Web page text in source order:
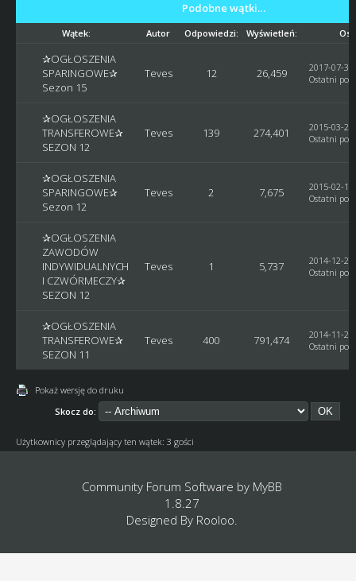
Podobne wątki…
Wątek: Autor Odpowiedzi: Wyświetleń:
✰OGŁOSZENIA
SPARINGOWE✰
Sezon 15
Teves 12 26,459
2017-07-
Ostatni post
✰OGŁOSZENIA
TRANSFEROWE✰
SEZON 12
Teves 139 274,401
2015-03-
Ostatni post
✰OGŁOSZENIA
SPARINGOWE✰
Sezon 12
Teves 2 7,675
2015-02-
Ostatni post
✰OGŁOSZENIA
ZAWODÓW
INDYWIDUALNYCH
I CZWÓRMECZY✰
SEZON 12
Teves 1 5,737
2014-12-
Ostatni post
✰OGŁOSZENIA
TRANSFEROWE✰
SEZON 11
Teves 400 791,474
2014-11-
Ostatni post
Pokaż wersję do druku
Skocz do:
Użytkownicy przeglądający ten wątek: 3 gości
Community Forum Software by MyBB
1.8.27
Designed By Rooloo.